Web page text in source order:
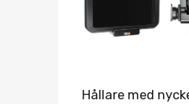
Hållare med